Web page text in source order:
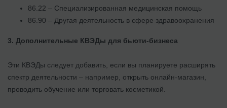
86.22 – Специализированная медицинская помощь
86.90 – Другая деятельность в сфере здравоохранения
3. Дополнительные КВЭДы для бьюти-бизнеса
Эти КВЭДы следует добавить, если вы планируете расширять
спектр деятельности – например, открыть онлайн-магазин,
проводить обучение или торговать косметикой.